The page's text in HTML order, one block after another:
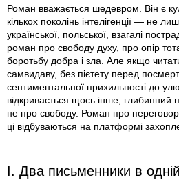
Роман вважається шедевром. Він є
кількох поколінь інтелігенції — не
української, польської, взагалі
роман про свободу духу, про опір
боротьбу добра і зла. Але якщо
самвидаву, без пієтету перед
сентиментальної прихильності до
відкривається щось інше,
не про свободу. Роман про
ці відбуваються на платформі
I. Два письменники в одній